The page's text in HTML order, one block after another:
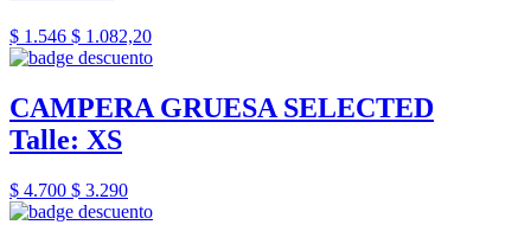
$ 1.546 $ 1.082,20
CAMPERA GRUESA SELECTED
Talle: XS
$ 4.700 $ 3.290